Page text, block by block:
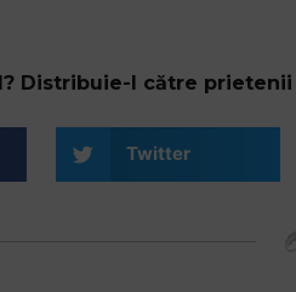
Distribuie-l către prietenii
Twitter